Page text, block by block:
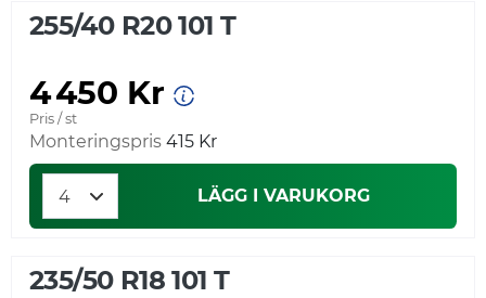
255/40 R20 101 T
4 450 Kr
Pris / st
Monteringspris 415 Kr
LÄGG I VARUKORG
235/50 R18 101 T